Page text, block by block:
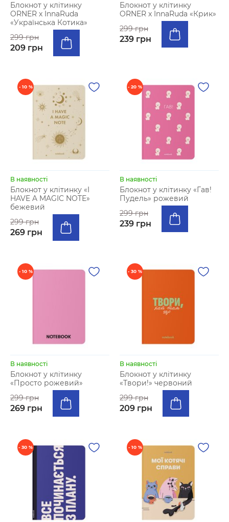
Блокнот у клiтинку
ORNER x InnaRuda
«Українська Котика»
299 грн
209 грн
Блокнот у клiтинку
ORNER x InnaRuda «Крик»
299 грн
239 грн
- 10 %
В наявності
Блокнот у клітинку «I
HAVE A MAGIC NOTE»
бежевий
299 грн
269 грн
- 20 %
В наявності
Блокнот у клітинку «Гав!
Пудель» рожевий
299 грн
239 грн
- 10 %
В наявності
Блокнот у клітинку
«Просто рожевий»
299 грн
269 грн
- 30 %
В наявності
Блокнот у клітинку
«Твори!» червоний
299 грн
209 грн
- 30 % - 10 %